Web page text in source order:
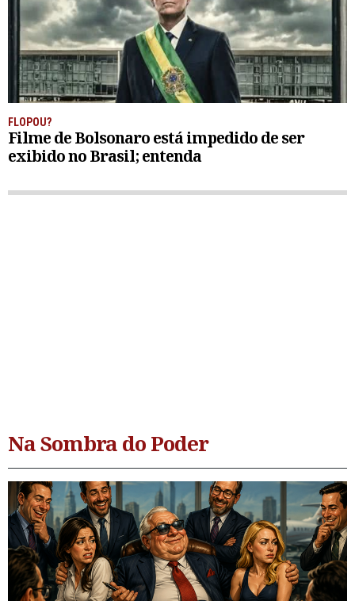
FLOPOU?
Filme de Bolsonaro está impedido de ser
exibido no Brasil; entenda
Na Sombra do Poder